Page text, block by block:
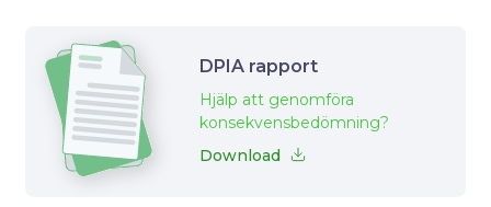
DPIA rapport
Hjälp att genomföra
konsekvensbedömning?
Download